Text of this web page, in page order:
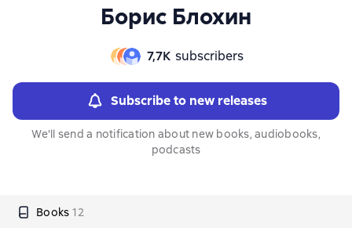
Борис Блохин
7,7К subscribers
Subscribe to new releases
We'll send a notification about new books, audiobooks,
podcasts
Books 12